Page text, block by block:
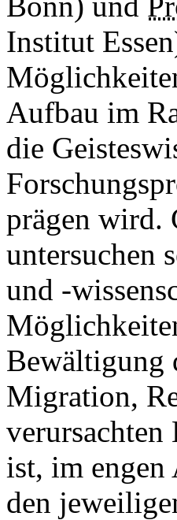
Institut Essen
Aufbau im
die
prägen wird.
untersuchen
und -
Bewältigung
Migration,
ist, im
den